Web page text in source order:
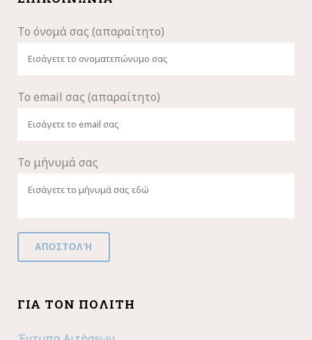
Το όνομά σας (απαραίτητο)
Το email σας (απαραίτητο)
Το μήνυμά σας
ΓΙΑ ΤΟΝ ΠΟΛΊΤΗ